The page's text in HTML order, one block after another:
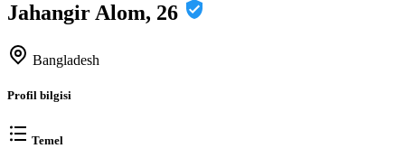
Jahangir Alom, 26
Bangladesh
Profil bilgisi
Temel